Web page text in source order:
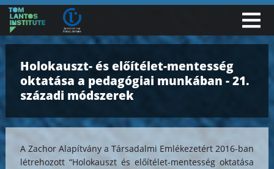
Holokauszt- és előítélet-mentesség
oktatása a pedagógiai munkában - 21.
századi módszerek
A Zachor Alapítvány a Társadalmi Emlékezetért 2016-ban
létrehozott “Holokauszt és előítélet-mentesség oktatása